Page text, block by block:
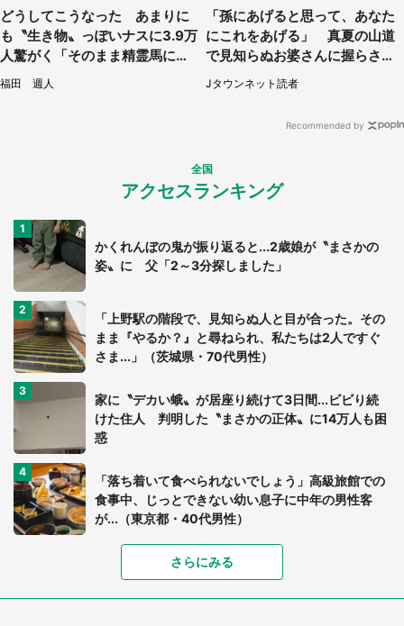
どうしてこうなった あまりに
も〝生き物〟っぽいナスに3.9万
人驚がく「そのまま精霊馬に使
えそう」
福田 週人
「孫にあげると思って、あなた
にこれをあげる」 真夏の山道
で見知らぬお婆さんに握らされ
たもの（山口県・30代女性）
Jタウンネット読者
Recommended by
全国
アクセスランキング
かくれんぼの鬼が振り返ると...2歳娘が〝まさかの
姿〟に 父「2～3分探しました」
「上野駅の階段で、見知らぬ人と目が合った。その
まま『やるか？』と尋ねられ、私たちは2人ですぐ
さま...」（茨城県・70代男性）
家に〝デカい蛾〟が居座り続けて3日間...ビビり続
けた住人 判明した〝まさかの正体〟に14万人も困
惑
「落ち着いて食べられないでしょう」高級旅館での
食事中、じっとできない幼い息子に中年の男性客
が...（東京都・40代男性）
「可愛いのにホラー」「事件性を感じる」 ふわふ
さらにみる